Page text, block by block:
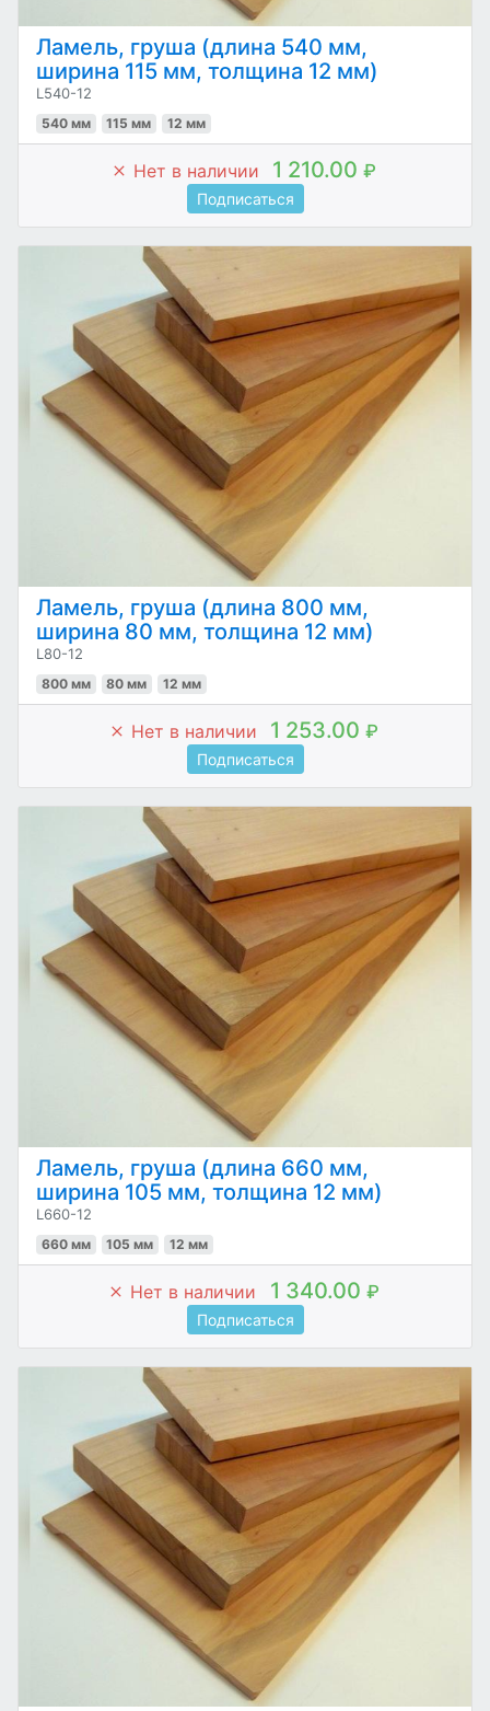
Ламель, груша (длина 540 мм,
ширина 115 мм, толщина 12 мм)
L540-12
540 мм 115 мм 12 мм
Нет в наличии 1 210.00 ₽
Подписаться
Ламель, груша (длина 800 мм,
ширина 80 мм, толщина 12 мм)
L80-12
800 мм 80 мм 12 мм
Нет в наличии 1 253.00 ₽
Подписаться
Ламель, груша (длина 660 мм,
ширина 105 мм, толщина 12 мм)
L660-12
660 мм 105 мм 12 мм
Нет в наличии 1 340.00 ₽
Подписаться